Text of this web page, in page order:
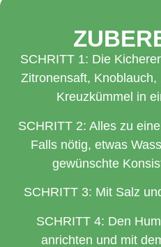
SCHRITT 1: Die
Zitronensaft,
Kreuzkümmel in
SCHRITT 2: Alles zu
Falls nötig, etwas
gewünschte
SCHRITT 3: Mit Salz
SCHRITT 4: Den
anrichten und mit